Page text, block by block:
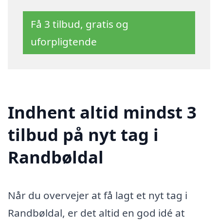
Få 3 tilbud, gratis og
uforpligtende
Indhent altid mindst 3
tilbud på nyt tag i
Randbøldal
Når du overvejer at få lagt et nyt tag i
Randbøldal, er det altid en god idé at